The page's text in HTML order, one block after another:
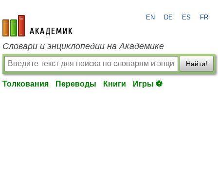
academic.ru
EN DE ES FR
Словари и энциклопедии на Академике
Найти!
Толкования Переводы Книги Игры ⚽